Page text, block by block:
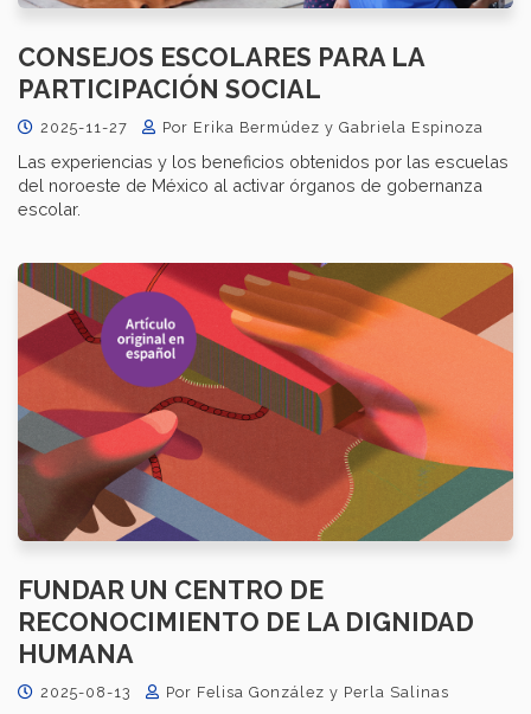
​​CONSEJOS ESCOLARES PARA LA
PARTICIPACIÓN SOCIAL
2025-11-27 Por Erika Bermúdez y Gabriela Espinoza
Las experiencias y los beneficios obtenidos por las escuelas
del noroeste de México al activar órganos de gobernanza
escolar.
FUNDAR UN CENTRO DE
RECONOCIMIENTO DE LA DIGNIDAD
HUMANA
2025-08-13 Por Felisa González y Perla Salinas